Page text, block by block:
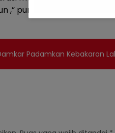
,” pungkas Nuryanto.
Padamkan Kebakaran